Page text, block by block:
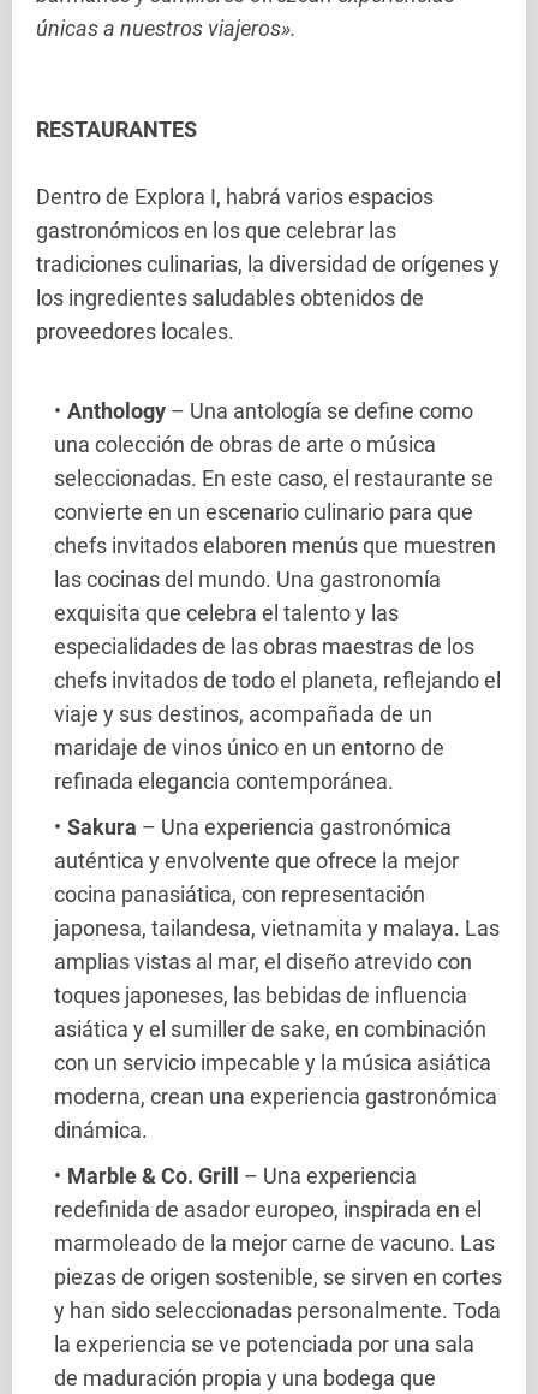
únicas a nuestros viajeros».
RESTAURANTES
Dentro de Explora I, habrá varios espacios
gastronómicos en los que celebrar las
tradiciones culinarias, la diversidad de orígenes y
los ingredientes saludables obtenidos de
proveedores locales.
Anthology – Una antología se define como
una colección de obras de arte o música
seleccionadas. En este caso, el restaurante se
convierte en un escenario culinario para que
chefs invitados elaboren menús que muestren
las cocinas del mundo. Una gastronomía
exquisita que celebra el talento y las
especialidades de las obras maestras de los
chefs invitados de todo el planeta, reflejando el
viaje y sus destinos, acompañada de un
maridaje de vinos único en un entorno de
refinada elegancia contemporánea.
Sakura – Una experiencia gastronómica
auténtica y envolvente que ofrece la mejor
cocina panasiática, con representación
japonesa, tailandesa, vietnamita y malaya. Las
amplias vistas al mar, el diseño atrevido con
toques japoneses, las bebidas de influencia
asiática y el sumiller de sake, en combinación
con un servicio impecable y la música asiática
moderna, crean una experiencia gastronómica
dinámica.
Marble & Co. Grill
– Una experiencia
redefinida de asador europeo, inspirada en el
marmoleado de la mejor carne de vacuno. Las
piezas de origen sostenible, se sirven en cortes
y han sido seleccionadas personalmente. Toda
la experiencia se ve potenciada por una sala
de maduración propia y una bodega que